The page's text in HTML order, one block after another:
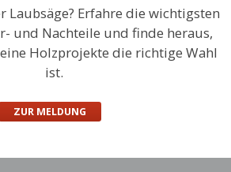
Laubsäge? Erfahre die wichtigsten
und Nachteile und finde heraus,
Holzprojekte die richtige Wahl
ist.
ZUR MELDUNG